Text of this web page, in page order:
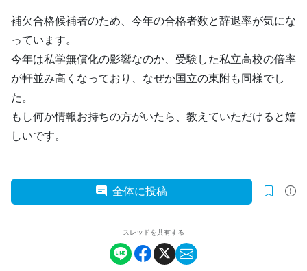
補欠合格候補者のため、今年の合格者数と辞退率が気にな
っています。
今年は私学無償化の影響なのか、受験した私立高校の倍率
が軒並み高くなっており、なぜか国立の東附も同様でし
た。
もし何か情報お持ちの方がいたら、教えていただけると嬉
しいです。
全体に投稿
スレッドを共有する